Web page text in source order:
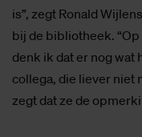
is”, zegt Ronald
bij de bibliotheek.
denk ik dat er nog wat
collega, die liever niet
zegt dat ze de